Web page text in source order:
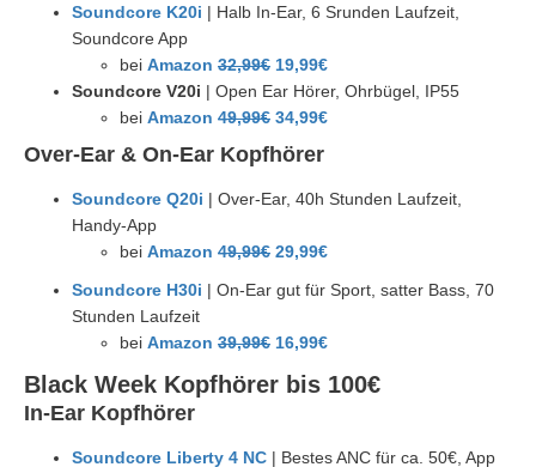
Soundcore K20i | Halb In-Ear, 6 Srunden Laufzeit,
Soundcore App
bei Amazon 32,99€ 19,99€
Soundcore V20i | Open Ear Hörer, Ohrbügel, IP55
bei Amazon 49,99€ 34,99€
Over-Ear & On-Ear Kopfhörer
Soundcore Q20i | Over-Ear, 40h Stunden Laufzeit,
Handy-App
bei Amazon 49,99€ 29,99€
Soundcore H30i | On-Ear gut für Sport, satter Bass, 70
Stunden Laufzeit
bei Amazon 39,99€ 16,99€
Black Week Kopfhörer bis 100€
In-Ear Kopfhörer
Soundcore Liberty 4 NC | Bestes ANC für ca. 50€, App